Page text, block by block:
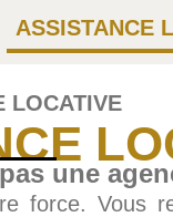
ASSISTANCE
LOCATIVE
une
force. Vous